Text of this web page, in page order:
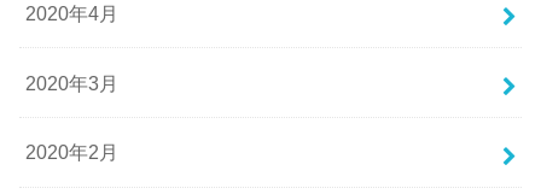
2020年4月
2020年3月
2020年2月